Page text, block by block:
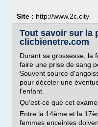
Site : http://www.2c.city
Tout savoir sur la
clicbienetre.com
Durant sa grossesse, la
faire une prise de sang
Souvent source
pour déceler une
l'enfant.
Qu'est-ce que cet
Entre la 14ème et la
femmes enceintes